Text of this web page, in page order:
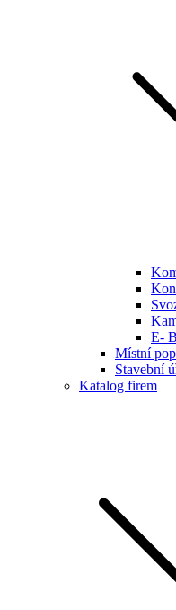
E-
Místní
Stavební
Katalog firem